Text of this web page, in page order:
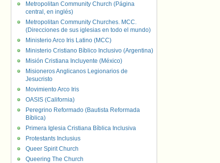
Metropolitan Community Church (Página
central, en inglés)
Metropolitan Community Churches. MCC.
(Direcciones de sus iglesias en todo el mundo)
Ministerio Arco Iris Latino (MCC)
Ministerio Cristiano Bíblico Inclusivo (Argentina)
Misión Cristiana Incluyente (México)
Misioneros Anglicanos Legionarios de
Jesucristo
Movimiento Arco Iris
OASIS (California)
Peregrino Reformado (Bautista Reformada
Bíblica)
Primera Iglesia Cristiana Bíblica Inclusiva
Protestants Inclusius
Queer Spirit Church
Queering The Church